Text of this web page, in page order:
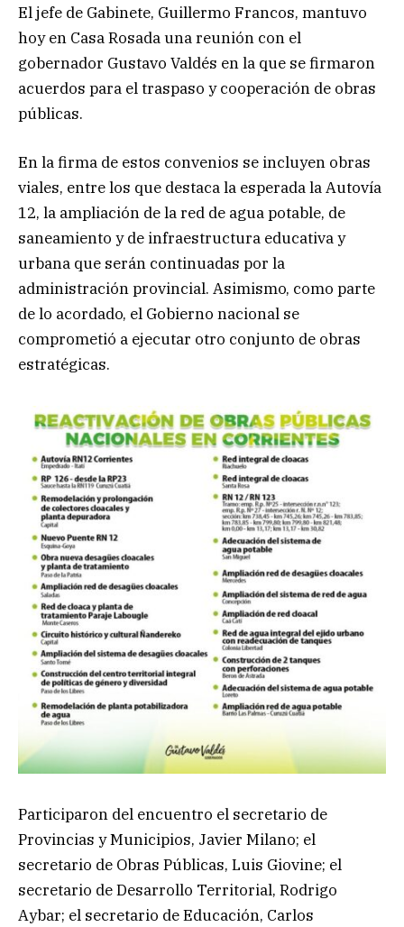
El jefe de Gabinete, Guillermo Francos, mantuvo
hoy en Casa Rosada una reunión con el
gobernador Gustavo Valdés en la que se firmaron
acuerdos para el traspaso y cooperación de obras
públicas.
En la firma de estos convenios se incluyen obras
viales, entre los que destaca la esperada la Autovía
12, la ampliación de la red de agua potable, de
saneamiento y de infraestructura educativa y
urbana que serán continuadas por la
administración provincial. Asimismo, como parte
de lo acordado, el Gobierno nacional se
comprometió a ejecutar otro conjunto de obras
estratégicas.
Participaron del encuentro el secretario de
Provincias y Municipios, Javier Milano; el
secretario de Obras Públicas, Luis Giovine; el
secretario de Desarrollo Territorial, Rodrigo
Aybar; el secretario de Educación, Carlos